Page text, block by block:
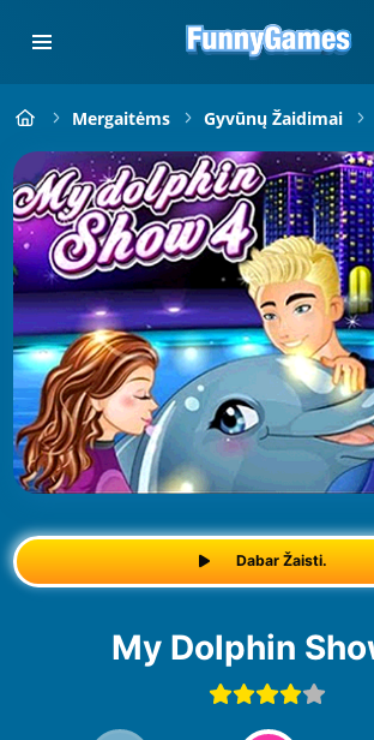
Mergaitėms Gyvūnų Žaidimai
Dabar Žaisti.
My Dolphin